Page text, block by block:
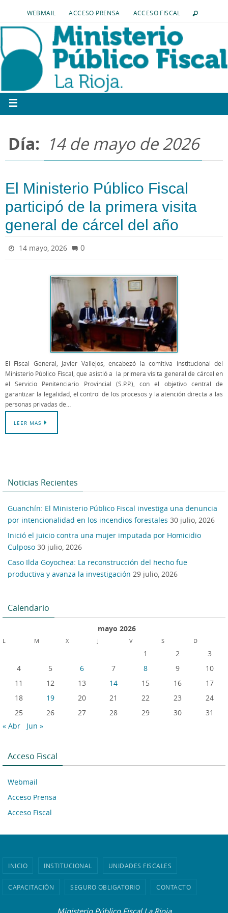
WEBMAIL ACCESO PRENSA ACCESO FISCAL
Día: 14 de mayo de 2026
El Ministerio Público Fiscal
participó de la primera visita
general de cárcel del año
14 mayo, 2026 0
El Fiscal General, Javier Vallejos, encabezó la comitiva institucional del
Ministerio Público Fiscal, que asistió a la primera visita general de cárcel en
el Servicio Penitenciario Provincial (S.P.P.), con el objetivo central de
garantizar la legalidad, el control de los procesos y la atención directa a las
personas privadas de…
LEER MAS
Noticias Recientes
Guanchín: El Ministerio Público Fiscal investiga una denuncia
por intencionalidad en los incendios forestales 30 julio, 2026
Inició el juicio contra una mujer imputada por Homicidio
Culposo 30 julio, 2026
Caso Ilda Goyochea: La reconstrucción del hecho fue
productiva y avanza la investigación 29 julio, 2026
Calendario
mayo 2026
L M X J V S D
1 2
3
4
5 6 7 8 9
10
11
12 13 14 15 16
17
18
19 20 21 22 23
24
25
26 27 28 29 30
31
« Abr
Jun »
Acceso Fiscal
Webmail
Acceso Prensa
Acceso Fiscal
INICIO INSTITUCIONAL UNIDADES FISCALES
CAPACITACIÓN SEGURO OBLIGATORIO CONTACTO